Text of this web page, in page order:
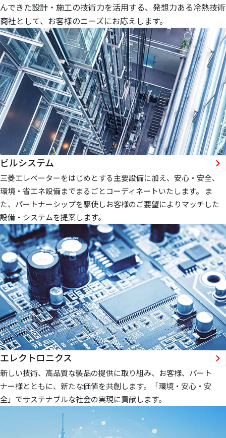
んできた設計・施工の技術力を活用する、発想力ある冷熱技術
商社として、お客様のニーズにお応えします。
ビルシステム
三菱エレベーターをはじめとする主要設備に加え、安心・安全、
環境・省エネ設備までまるごとコーディネートいたします。 ま
た、パートナーシップを駆使しお客様のご要望によりマッチした
設備・システムを提案します。
エレクトロニクス
新しい技術、高品質な製品の提供に取り組み、お客様、パート
ナー様とともに、新たな価値を共創します。「環境・安心・安
全」でサステナブルな社会の実現に貢献します。